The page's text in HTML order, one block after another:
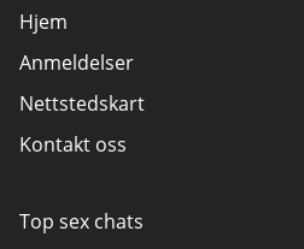
Hjem
Anmeldelser
Nettstedskart
Kontakt oss
Top sex chats